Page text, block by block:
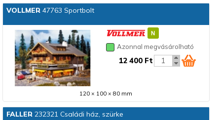
VOLLMER47763 Sportbolt
Azonnal megvásárolható
12 400 Ft
120 × 100 × 80 mm
FALLER232321 Családi ház, szürke